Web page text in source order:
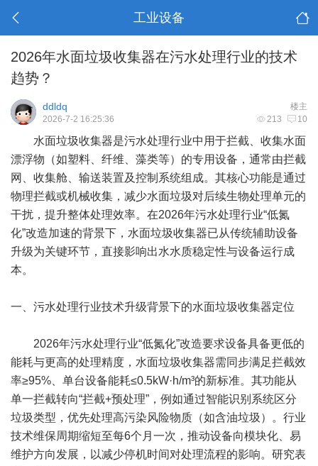
工业设备
2026年水面垃圾收集器在污水处理行业的技术
趋势？
楼主
ddldq
213 10
2026-7-2 16:25:36
水面垃圾收集器是污水处理行业中用于拦截、收集水面
漂浮物（如塑料、纤维、藻类等）的专用设备，通常由拦截
网、收集舱、输送装置及控制系统组成。其核心功能是通过
物理拦截或机械收集，减少水面垃圾对后续生物处理单元的
干扰，提升整体处理效率。在2026年污水处理行业“低氮
化”改造加速的背景下，水面垃圾收集器已从传统辅助设备
升级为关键环节，直接影响出水水质稳定性与设备运行成
本。
一、污水处理行业技术升级背景下的水面垃圾收集器定位
2026年污水处理行业“低氮化”改造要求设备具备更低的
能耗与更高的处理精度，水面垃圾收集器需同步满足拦截效
率≥95%、单台设备能耗≤0.5kW·h/m³的新标准。其功能从
单一拦截转向“拦截+预处理”，例如通过智能识别系统区分
垃圾类型，优先处理高污染风险物质（如含油垃圾）。行业
技术维保周期缩短至每6个月一次，推动设备向模块化、易
维护方向发展，以减少停机时间对处理流程的影响。研究表